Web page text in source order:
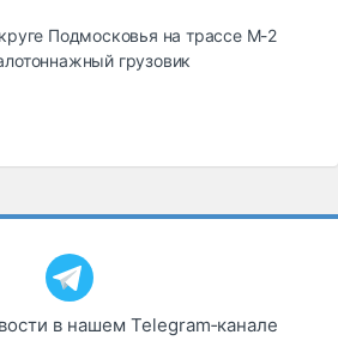
Подмосковья на трассе М-2
грузовик
в нашем Telegram‑канале